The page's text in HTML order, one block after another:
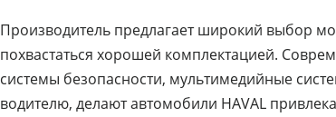
Производитель предлагает широкий выбор
похвастаться хорошей комплектацией.
системы безопасности, мультимедийные
водителю, делают автомобили HAVAL